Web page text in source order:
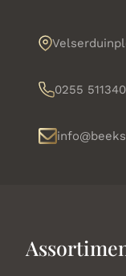
0255 511340